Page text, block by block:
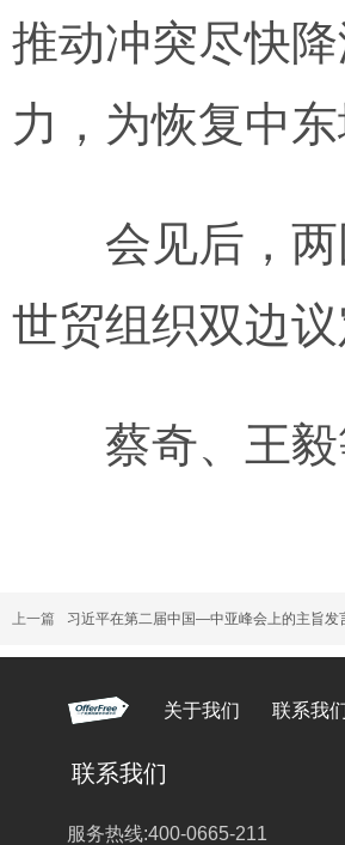
推动冲突尽快
力，为恢复中
会见后，两
世贸组织双边议
蔡奇、王毅
上一篇 习近平在第二届中国—中亚峰会上的主旨发
关于我们 联系我
服务热线:400-0665-211
联系我们